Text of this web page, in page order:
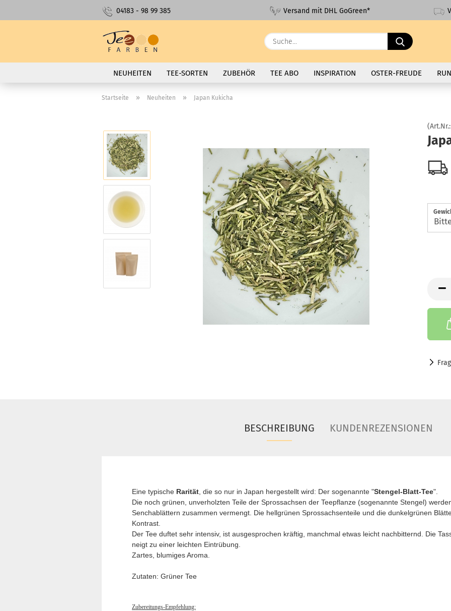
04183 - 98 99 385 Versand mit DHL GoGreen*
Suche...
NEUHEITEN TEE-SORTEN ZUBEHÖR TEE ABO INSPIRATION OSTER-FREUDE
Startseite » Neuheiten » Japan Kukicha
(Art.Nr.:
BESCHREIBUNG KUNDENREZENSIONEN
Eine typische Rarität , die so nur in Japan hergestellt wird: Der sogenannte "Stengel-Blatt-Tee".
Die noch grünen, unverholzten Teile der Sprossachsen der Teepflanze (sogenannte Stengel)
Senchablättern zusammen vermengt. Die hellgrünen Sprossachsenteile und die dunkelgrünen
Kontrast.
Der Tee duftet sehr intensiv, ist ausgesprochen kräftig, manchmal etwas leicht nachbitternd. Die
neigt zu einer leichten Eintrübung.
Zartes, blumiges Aroma.
Zutaten: Grüner Tee
Zubereitungs-Empfehlung: